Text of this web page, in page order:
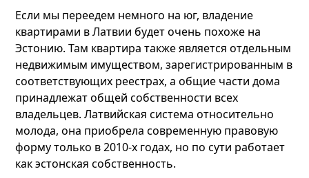
Если мы переедем немного на юг, владение
квартирами в Латвии будет очень похоже на
Эстонию. Там квартира также является отдельным
недвижимым имуществом, зарегистрированным в
соответствующих реестрах, а общие части дома
принадлежат общей собственности всех
владельцев. Латвийская система относительно
молода, она приобрела современную правовую
форму только в 2010-х годах, но по сути работает
как эстонская собственность.